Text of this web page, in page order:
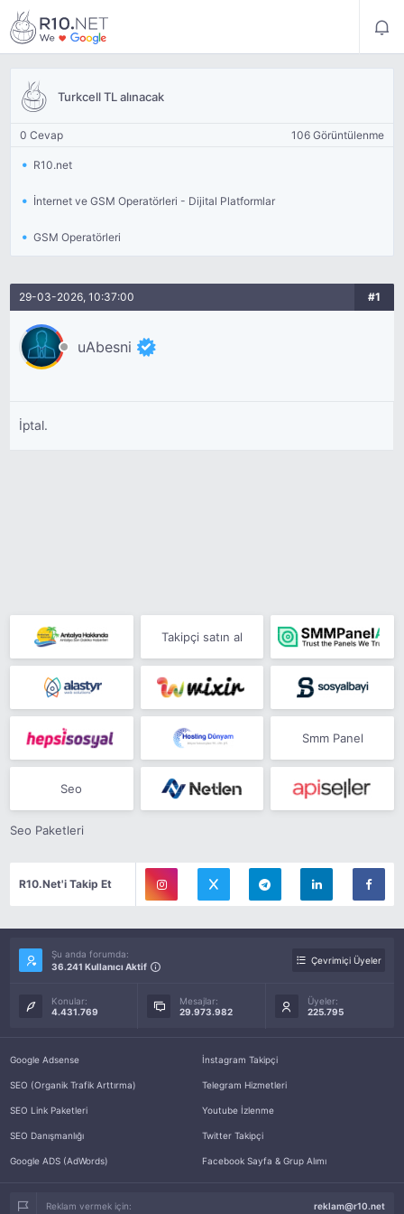
Turkcell TL alınacak
0 Cevap 106 Görüntülenme
R10.net
İnternet ve GSM Operatörleri - Dijital Platformlar
GSM Operatörleri
29-03-2026, 10:37:00 #1
uAbesni
İptal.
Takipçi satın al
Smm Panel
Seo
Seo Paketleri
R10.Net'i Takip Et
Şu anda forumda:
36.241 Kullanıcı Aktif
Çevrimiçi Üyeler
Konular:
4.431.769
Mesajlar:
29.973.982
Üyeler:
225.795
Google Adsense
SEO (Organik Trafik Arttırma)
SEO Link Paketleri
SEO Danışmanlığı
Google ADS (AdWords)
İnstagram Takipçi
Telegram Hizmetleri
Youtube İzlenme
Twitter Takipçi
Facebook Sayfa & Grup Alımı
Reklam vermek için: reklam@r10.net